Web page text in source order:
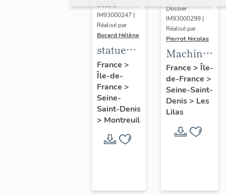
Dossier
IM93000247 |
Réalisé par
Bocard Hélène
statues
colossales
: le
discobole,
le
tennisman
France >
Île-de-
France >
Seine-
Saint-Denis
> Montreuil
Dossier
IM93000299 |
Réalisé par
Pierrot Nicolas
Machine
à
déchiqueter
et à
épurer
France > Île-
de-France >
Seine-Saint-
Denis> Les
Lilas